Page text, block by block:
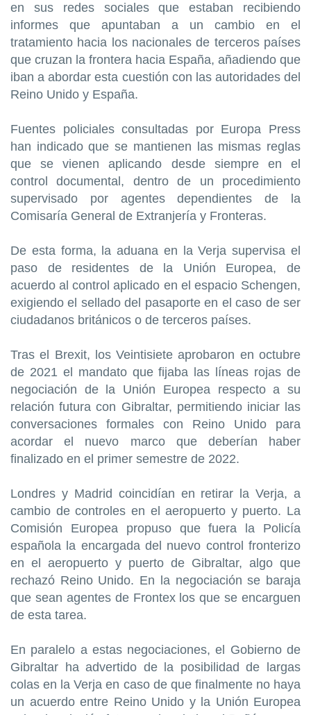
en sus redes sociales que estaban recibiendo
informes que apuntaban a un cambio en el
tratamiento hacia los nacionales de terceros países
que cruzan la frontera hacia España, añadiendo que
iban a abordar esta cuestión con las autoridades del
Reino Unido y España.
Fuentes policiales consultadas por Europa Press
han indicado que se mantienen las mismas reglas
que se vienen aplicando desde siempre en el
control documental, dentro de un procedimiento
supervisado por agentes dependientes de la
Comisaría General de Extranjería y Fronteras.
De esta forma, la aduana en la Verja supervisa el
paso de residentes de la Unión Europea, de
acuerdo al control aplicado en el espacio Schengen,
exigiendo el sellado del pasaporte en el caso de ser
ciudadanos británicos o de terceros países.
Tras el Brexit, los Veintisiete aprobaron en octubre
de 2021 el mandato que fijaba las líneas rojas de
negociación de la Unión Europea respecto a su
relación futura con Gibraltar, permitiendo iniciar las
conversaciones formales con Reino Unido para
acordar el nuevo marco que deberían haber
finalizado en el primer semestre de 2022.
Londres y Madrid coincidían en retirar la Verja, a
cambio de controles en el aeropuerto y puerto. La
Comisión Europea propuso que fuera la Policía
española la encargada del nuevo control fronterizo
en el aeropuerto y puerto de Gibraltar, algo que
rechazó Reino Unido. En la negociación se baraja
que sean agentes de Frontex los que se encarguen
de esta tarea.
En paralelo a estas negociaciones, el Gobierno de
Gibraltar ha advertido de la posibilidad de largas
colas en la Verja en caso de que finalmente no haya
un acuerdo entre Reino Unido y la Unión Europea